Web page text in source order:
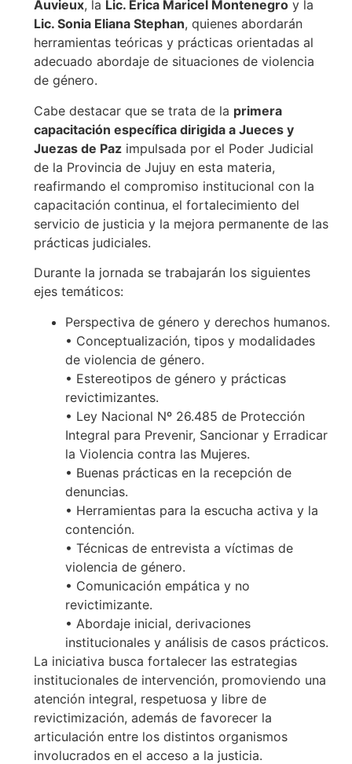
Auvieux, la Lic. Erica Maricel Montenegroy la
Lic. Sonia Eliana Stephan, quienes abordarán
herramientas teóricas y prácticas orientadas al
adecuado abordaje de situaciones de violencia
de género.
Cabe destacar que se trata de la primera
capacitación específica dirigida a Jueces y
Juezas de Pazimpulsada por el Poder Judicial
de la Provincia de Jujuy en esta materia,
reafirmando el compromiso institucional con la
capacitación continua, el fortalecimiento del
servicio de justicia y la mejora permanente de las
prácticas judiciales.
Durante la jornada se trabajarán los siguientes
ejes temáticos:
Perspectiva de género y derechos humanos.
• Conceptualización, tipos y modalidades
de violencia de género.
• Estereotipos de género y prácticas
revictimizantes.
• Ley Nacional Nº 26.485 de Protección
Integral para Prevenir, Sancionar y Erradicar
la Violencia contra las Mujeres.
• Buenas prácticas en la recepción de
denuncias.
• Herramientas para la escucha activa y la
contención.
• Técnicas de entrevista a víctimas de
violencia de género.
• Comunicación empática y no
revictimizante.
• Abordaje inicial, derivaciones
institucionales y análisis de casos prácticos.
La iniciativa busca fortalecer las estrategias
institucionales de intervención, promoviendo una
atención integral, respetuosa y libre de
revictimización, además de favorecer la
articulación entre los distintos organismos
involucrados en el acceso a la justicia.